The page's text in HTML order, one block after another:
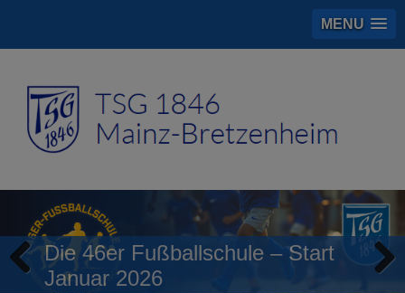
MENU
Die 46er Fußballschule – Start
Januar 2026
Previous